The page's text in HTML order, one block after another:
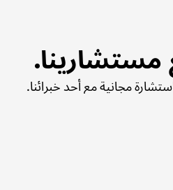
مجانية مع أحد خبرائنا.